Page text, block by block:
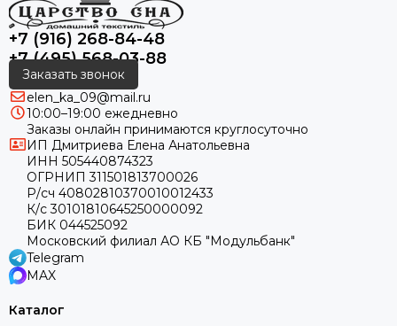
+7 (916) 268-84-48
+7 (495) 568-03-88
Заказать звонок
elen_ka_09@mail.ru
10:00–19:00 ежедневно
Заказы онлайн принимаются круглосуточно
ИП Дмитриева Елена Анатольевна
ИНН 505440874323
ОГРНИП 311501813700026
Р/сч 40802810370010012433
К/с 30101810645250000092
БИК 044525092
Московский филиал АО КБ "Модульбанк"
Telegram
MAX
Каталог